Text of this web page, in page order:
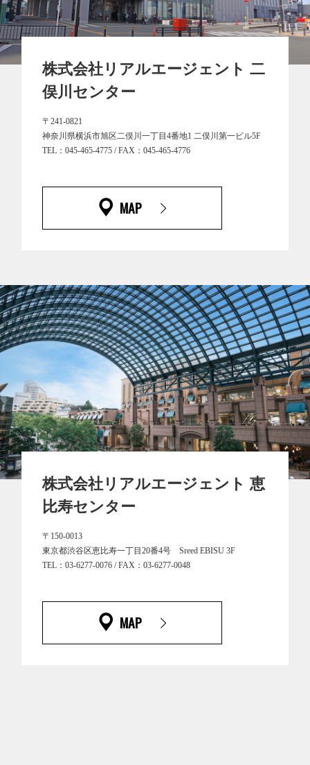
株式会社リアルエージェント 二
俣川センター
〒241-0821
神奈川県横浜市旭区二俣川一丁目4番地1 二俣川第一ビル5F
TEL：045-465-4775 / FAX：045-465-4776
MAP
株式会社リアルエージェント 恵
比寿センター
〒150-0013
東京都渋谷区恵比寿一丁目20番4号 Sreed EBISU 3F
TEL：03-6277-0076 / FAX：03-6277-0048
MAP